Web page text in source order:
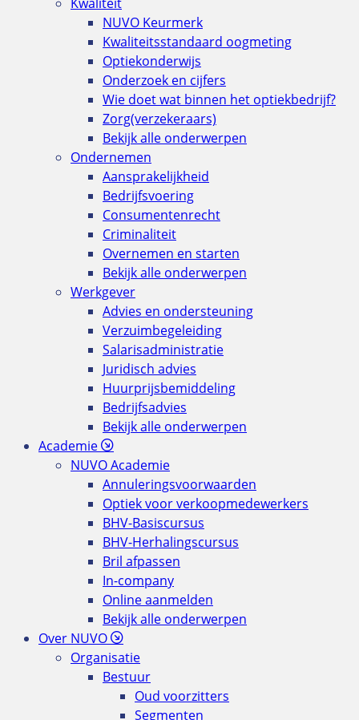
NUVO Keurmerk
Kwaliteitsstandaard oogmeting
Optiekonderwijs
Onderzoek en cijfers
Wie doet wat binnen het optiekbedrijf?
Zorg(verzekeraars)
Bekijk alle onderwerpen
Ondernemen
Aansprakelijkheid
Bedrijfsvoering
Consumentenrecht
Criminaliteit
Overnemen en starten
Bekijk alle onderwerpen
Werkgever
Advies en ondersteuning
Verzuimbegeleiding
Salarisadministratie
Juridisch advies
Huurprijsbemiddeling
Bedrijfsadvies
Bekijk alle onderwerpen
Academie
NUVO Academie
Annuleringsvoorwaarden
Optiek voor verkoopmedewerkers
BHV-Basiscursus
BHV-Herhalingscursus
Bril afpassen
In-company
Online aanmelden
Bekijk alle onderwerpen
Over NUVO
Organisatie
Bestuur
Oud voorzitters
Segmenten